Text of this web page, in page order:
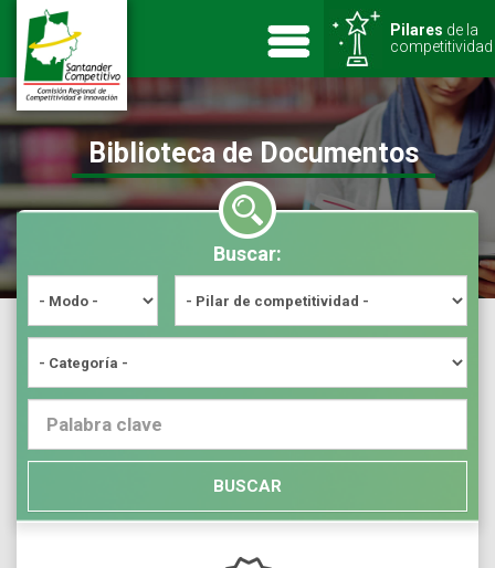
Pilares de la
competitividad
Biblioteca de Documentos
Buscar:
BUSCAR